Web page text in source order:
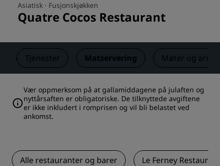
Asiatisk · Fusjonskjøkken
Quatre Cocos Restaurant
Tjenester Matservering Møter og
Vær oppmerksom på at gallamiddagene på julaften og
nyttårsaften er obligatoriske. De tilknyttede avgiftene
er ikke inkludert i romprisen og vil bli belastet ved
ankomst.
Alle restauranter og barer Le Ferney Restaurant